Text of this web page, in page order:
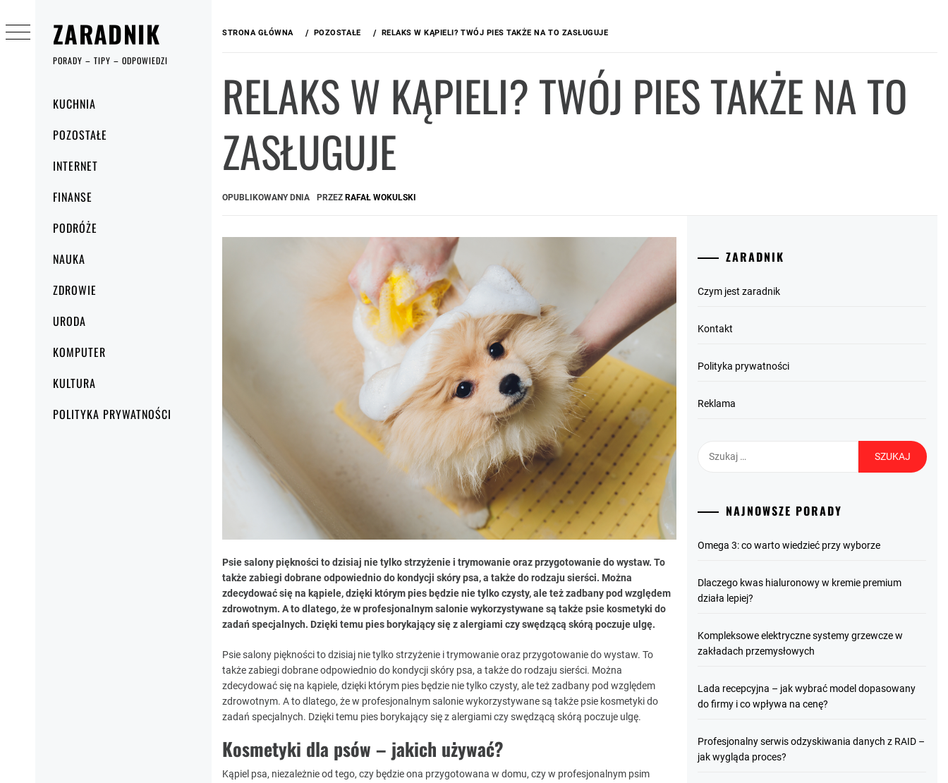
ZARADNIK
PORADY – TIPY – ODPOWIEDZI
główneKUCHNIA
POZOSTAŁE
INTERNET
FINANSE
PODRÓŻE
NAUKA
ZDROWIE
URODA
KOMPUTER
KULTURA
POLITYKA PRYWATNOŚCI
do
treści
STRONA GŁÓWNA POZOSTAŁE RELAKS W KĄPIELI? TWÓJ PIES TAKŻE NA TO ZASŁUGUJE
RELAKS W KĄPIELI? TWÓJ PIES TAKŻE NA TO
ZASŁUGUJE
OPUBLIKOWANY DNIA PRZEZ RAFAŁ WOKULSKI
Psie salony piękności to dzisiaj nie tylko strzyżenie i trymowanie oraz przygotowanie do wystaw. To
także zabiegi dobrane odpowiednio do kondycji skóry psa, a także do rodzaju sierści. Można
zdecydować się na kąpiele, dzięki którym pies będzie nie tylko czysty, ale też zadbany pod względem
zdrowotnym. A to dlatego, że w profesjonalnym salonie wykorzystywane są także psie kosmetyki do
zadań specjalnych. Dzięki temu pies borykający się z alergiami czy swędzącą skórą poczuje ulgę.
Psie salony piękności to dzisiaj nie tylko strzyżenie i trymowanie oraz przygotowanie do wystaw. To
także zabiegi dobrane odpowiednio do kondycji skóry psa, a także do rodzaju sierści. Można
zdecydować się na kąpiele, dzięki którym pies będzie nie tylko czysty, ale też zadbany pod względem
zdrowotnym. A to dlatego, że w profesjonalnym salonie wykorzystywane są także psie kosmetyki do
zadań specjalnych. Dzięki temu pies borykający się z alergiami czy swędzącą skórą poczuje ulgę.
Kosmetyki dla psów – jakich używać?
Kąpiel psa, niezależnie od tego, czy będzie ona przygotowana w domu, czy w profesjonalnym psim
ZARADNIK
Czym jest zaradnik
Kontakt
Polityka prywatności
Reklama
NAJNOWSZE PORADY
Omega 3: co warto wiedzieć przy wyborze
Dlaczego kwas hialuronowy w kremie premium
działa lepiej?
Kompleksowe elektryczne systemy grzewcze w
zakładach przemysłowych
Lada recepcyjna – jak wybrać model dopasowany
do firmy i co wpływa na cenę?
Profesjonalny serwis odzyskiwania danych z RAID –
jak wygląda proces?